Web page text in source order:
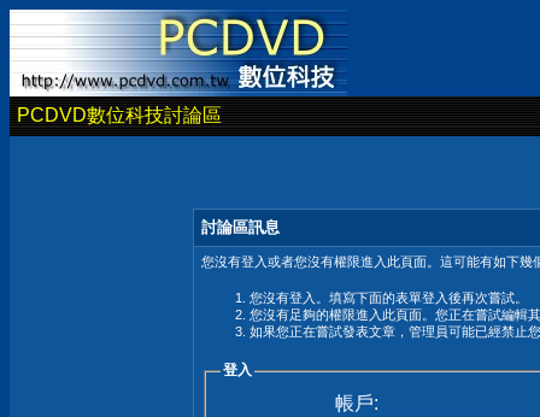
PCDVD數位科技討論區
討論區訊息
您沒有登入或者您沒有權限進入此頁面。這可能有如下幾
您沒有登入。填寫下面的表單登入後再次嘗試。
您沒有足夠的權限進入此頁面。您正在嘗試編輯
如果您正在嘗試發表文章，管理員可能已經禁止
登入
帳戶: